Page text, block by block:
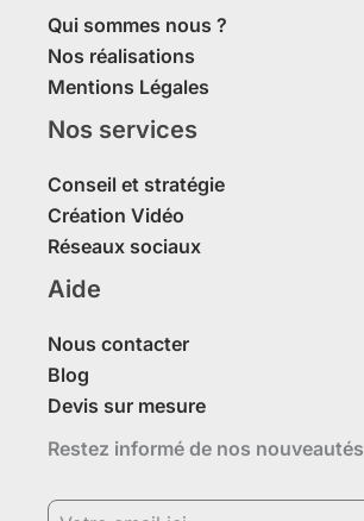
Qui sommes nous ?
Nos réalisations
Mentions Légales
Nos services
Conseil et stratégie
Création Vidéo
Réseaux sociaux
Aide
Nous contacter
Blog
Devis sur mesure
Restez informé de nos nouveautés